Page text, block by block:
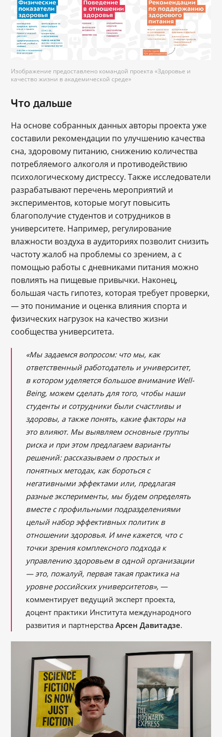
Изображение предоставлено командой проекта «Здоровье и
качество жизни в академической среде»
Что дальше
На основе собранных данных авторы проекта уже
составили рекомендации по улучшению качества
сна, здоровому питанию, снижению количества
потребляемого алкоголя и противодействию
психологическому дистрессу. Также исследователи
разрабатывают перечень мероприятий и
экспериментов, которые могут повысить
благополучие студентов и сотрудников в
университете. Например, регулирование
влажности воздуха в аудиториях позволит снизить
частоту жалоб на проблемы со зрением, а с
помощью работы с дневниками питания можно
повлиять на пищевые привычки. Наконец,
большая часть гипотез, которая требует проверки,
— это понимание и оценка влияния спорта и
физических нагрузок на качество жизни
сообщества университета.
«Мы задаемся вопросом: что мы, как
ответственный работодатель и университет,
в котором уделяется большое внимание Well-
Being, можем сделать для того, чтобы наши
студенты и сотрудники были счастливы и
здоровы, а также понять, какие факторы на
это влияют. Мы выявляем основные группы
риска и при этом предлагаем варианты
решений: рассказываем о простых и
понятных методах, как бороться с
негативными эффектами или, предлагая
разные эксперименты, мы будем определять
вместе с профильными подразделениями
целый набор эффективных политик в
отношении здоровья. И мне кажется, что с
точки зрения комплексного подхода к
управлению здоровьем в одной организации
— это, пожалуй, первая такая практика на
уровне российских университетов», —
комментирует ведущий эксперт проекта,
доцент практики Института международного
развития и партнерстваАрсен Давитадзе.